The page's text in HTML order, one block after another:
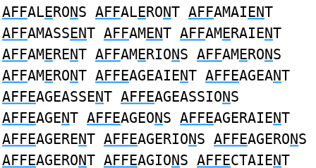
AFFALERONS AFFALERONT AFFAMAIENT
AFFAMASSENT AFFAMENT AFFAMERAIENT
AFFAMERENT AFFAMERIONS AFFAMERONS
AFFAMERONT AFFEAGEAIENT AFFEAGEANT
AFFEAGEASSENT AFFEAGEASSIONS
AFFEAGENT AFFEAGEONS AFFEAGERAIENT
AFFEAGERENT AFFEAGERIONS AFFEAGERONS
AFFEAGERONT AFFEAGIONS AFFECTAIENT